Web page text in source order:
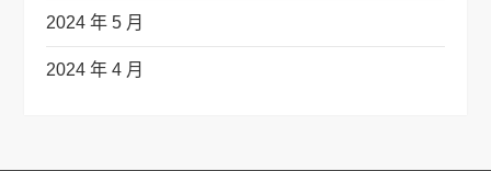
2024 年 5 月
2024 年 4 月